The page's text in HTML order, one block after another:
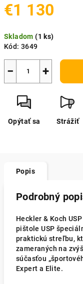
€1 130
cena:
Skladom(1 ks)
Kód: 3649
+
−
Opýtať sa Strážiť
Popis
Podrobný
Heckler & Koch
pištole USP
praktickú streľbu,
zameraných na
súčasťou
Expert a Elite.